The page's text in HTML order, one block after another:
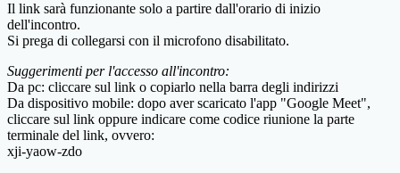
Il link sarà funzionante solo a partire dall'orario di inizio
dell'incontro.
Si prega di collegarsi con il microfono disabilitato.
Suggerimenti per l'accesso all'incontro:
Da pc: cliccare sul link o copiarlo nella barra degli indirizzi
Da dispositivo mobile: dopo aver scaricato l'app "Google Meet",
cliccare sul link oppure indicare come codice riunione la parte
terminale del link, ovvero:
xji-yaow-zdo